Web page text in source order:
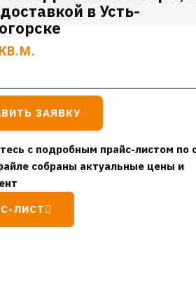
в Усть-
КВ.М.
ЗАЯВКУ
с подробным прайс-листом по
собраны актуальные цены и
ЛИСТ